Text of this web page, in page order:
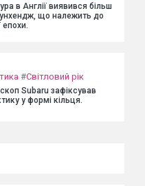
в Англії виявився більш
що належить до
епохи.
#Світловий рік
Subaru зафіксував
у формі кільця.